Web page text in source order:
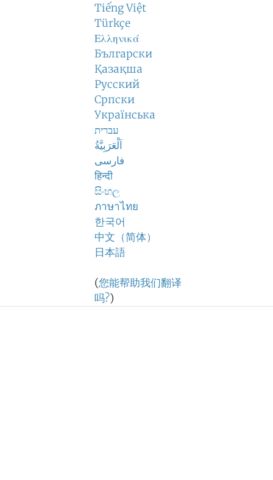
Tiếng Việt
Türkçe
Ελληνικά
Български
Қазақша
Русский
Српски
Українська
עברית
اَلْعَرَبِيَّةُ
فارسی
हिन्दी
සිංහල
ภาษาไทย
한국어
中文（简体）
日本語
(您能帮助我们翻译
吗?)